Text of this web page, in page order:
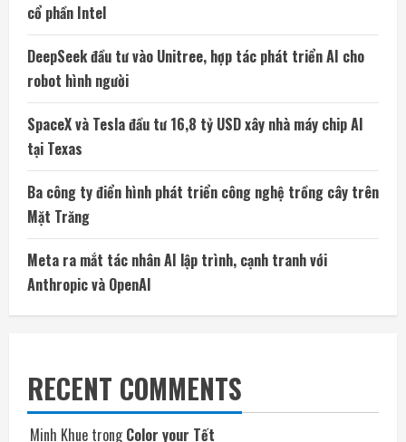
cổ phần Intel
DeepSeek đầu tư vào Unitree, hợp tác phát triển AI cho
robot hình người
SpaceX và Tesla đầu tư 16,8 tỷ USD xây nhà máy chip AI
tại Texas
Ba công ty điển hình phát triển công nghệ trồng cây trên
Mặt Trăng
Meta ra mắt tác nhân AI lập trình, cạnh tranh với
Anthropic và OpenAI
RECENT COMMENTS
Minh Khue trongColor your Tết